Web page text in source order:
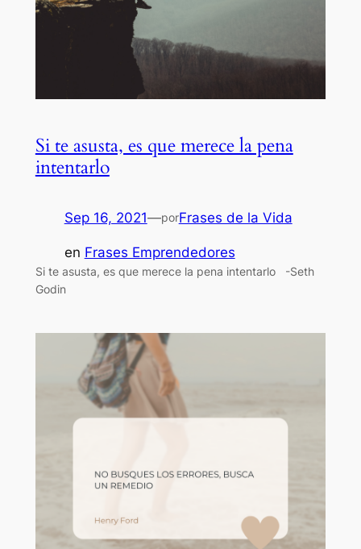
Si te asusta, es que merece la pena
intentarlo
Sep 16, 2021—porFrases de la Vida
en Frases Emprendedores
Si te asusta, es que merece la pena intentarlo -Seth
Godin